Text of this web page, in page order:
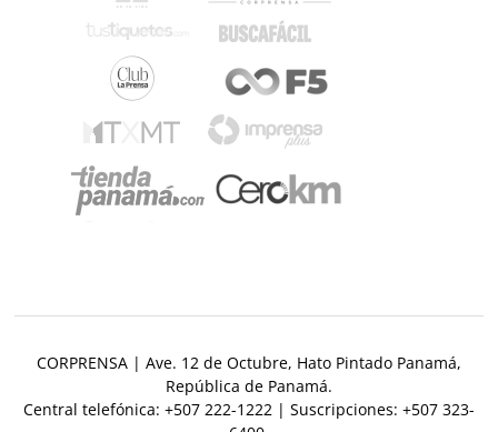
CORPRENSA | Ave. 12 de Octubre, Hato Pintado Panamá,
República de Panamá.
Central telefónica: +507 222-1222 | Suscripciones: +507 323-